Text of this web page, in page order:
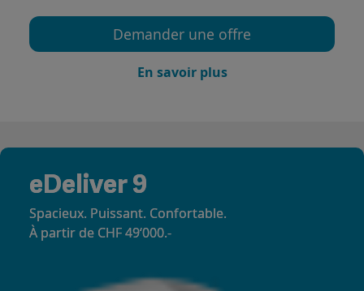
Demander une offre
En savoir plus
eDeliver 9
Spacieux. Puissant. Confortable.
À partir de CHF 49‘000.-